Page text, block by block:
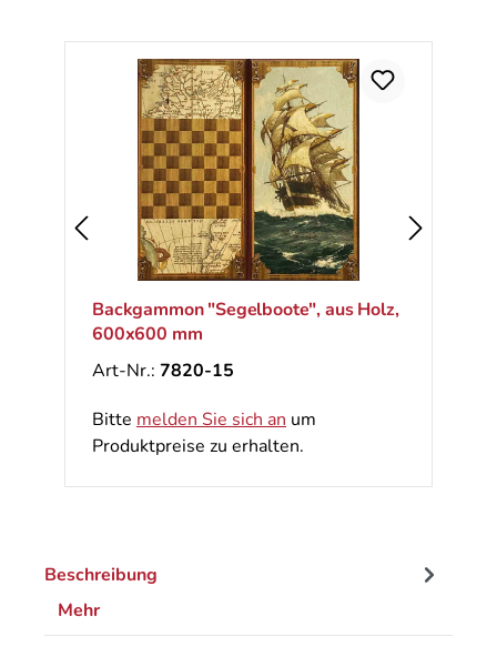
Backgammon "Segelboote", aus Holz,
600x600 mm
Art-Nr.: 7820-15
Bitte melden Sie sich an um
Produktpreise zu erhalten.
Beschreibung
Mehr